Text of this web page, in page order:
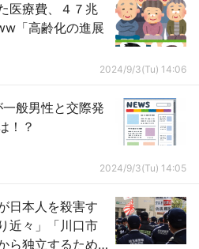
医療費、４７兆
「高齢化の進展
2024/9/3(Tu) 14:06
一般男性と交際発
！？
2024/9/3(Tu) 14:05
日本人を殺害す
近々」「川口市
ら独立するため